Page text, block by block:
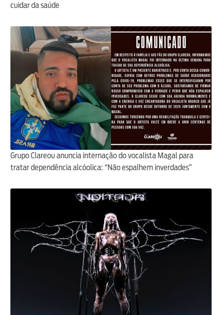
cuidar da saúde
Grupo Clareou anuncia internação do vocalista Magal para
tratar dependência alcóolica: “Não espalhem inverdades”